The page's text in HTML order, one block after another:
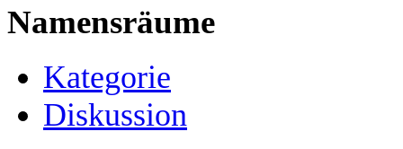
Namensräume
Kategorie
Diskussion